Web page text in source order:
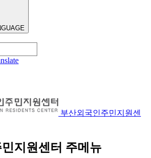
부산외국인주민지원센
지원센터 주메뉴